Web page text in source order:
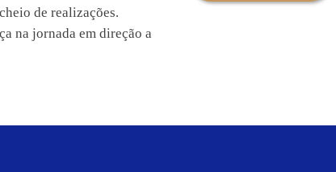
de realizações.
na jornada em direção a